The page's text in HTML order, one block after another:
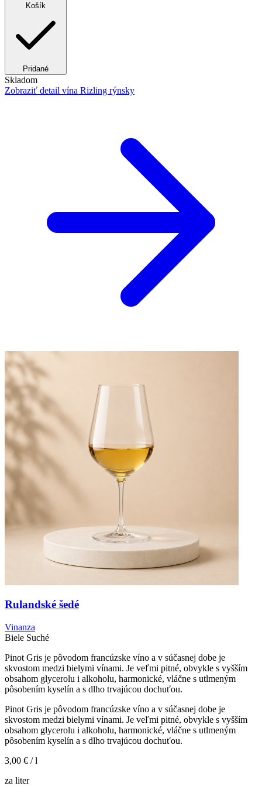
Košík
Pridané
Skladom
Zobraziť detail vína Rizling rýnsky
Rulandské šedé
Vinanza
Biele Suché
Pinot Gris je pôvodom francúzske víno a v súčasnej dobe je
skvostom medzi bielymi vínami. Je veľmi pitné, obvykle s vyšším
obsahom glycerolu i alkoholu, harmonické, vláčne s utlmeným
pôsobením kyselín a s dlho trvajúcou dochuťou.
Pinot Gris je pôvodom francúzske víno a v súčasnej dobe je
skvostom medzi bielymi vínami. Je veľmi pitné, obvykle s vyšším
obsahom glycerolu i alkoholu, harmonické, vláčne s utlmeným
pôsobením kyselín a s dlho trvajúcou dochuťou.
3,00 € / l
za liter